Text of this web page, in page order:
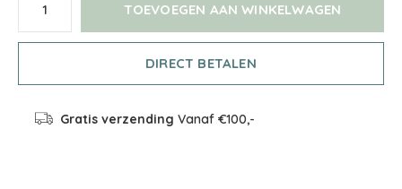
TOEVOEGEN AAN WINKELWAGEN
DIRECT BETALEN
Gratis verzending Vanaf €100,-